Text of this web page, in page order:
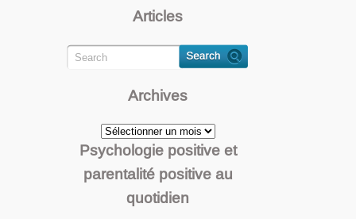
Articles
Archives
Archives
Psychologie positive et
parentalité positive au
quotidien